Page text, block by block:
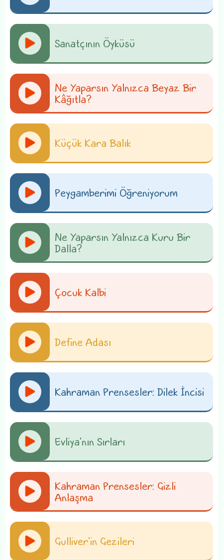
Sanatçının Öyküsü
Ne Yaparsın Yalnızca Beyaz Bir
Kâğıtla?
Küçük Kara Balık
Peygamberimi Öğreniyorum
Ne Yaparsın Yalnızca Kuru Bir
Dalla?
Çocuk Kalbi
Define Adası
Kahraman Prensesler: Dilek İncisi
Evliya'nın Sırları
Kahraman Prensesler: Gizli
Anlaşma
Gulliver'in Gezileri